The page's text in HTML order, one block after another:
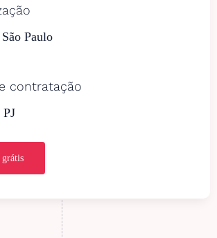
Paulo
contratação
grátis